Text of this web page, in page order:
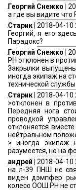
Георгий Снежко |
а где вы видите что
Старик | 2018-04-10
Георгий, я его
Парадокс?
Георгий Снежко |
РН отклонен в
Закрылки
иногда экипаж на
технической службы
Старик | 2018-04-10
>отклонен в
Передняя нога
проводкой
отклоняется
нейтральном
> иногда экипаж
разумеется, но на
андрей | 2018-04-10
на л-39 ПНШ не
виден дэмпфер
колесо ООШ.РН не